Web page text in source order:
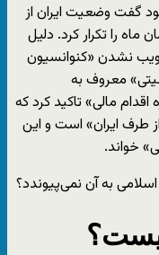
گفت وضعیت ایران از
ماه را تکرار کرد. دلیل
نشدن «کنوانسیون
معروف به
مالی» تاکید کرد که
طرف ایران» است و این
خواند.
به آن نمی‌پیوندد؟